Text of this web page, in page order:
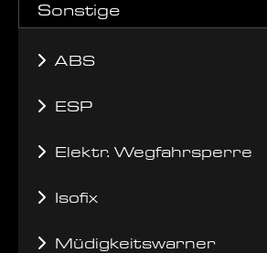
Sonstige
ABS
ESP
Elektr. Wegfahrsperre
Isofix
Müdigkeitswarner